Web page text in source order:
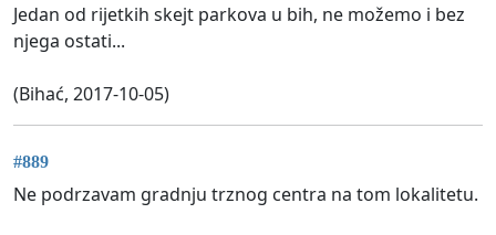
Jedan od rijetkih skejt parkova u bih, ne možemo i bez
njega ostati...
(Bihać, 2017-10-05)
#889
Ne podrzavam gradnju trznog centra na tom lokalitetu.